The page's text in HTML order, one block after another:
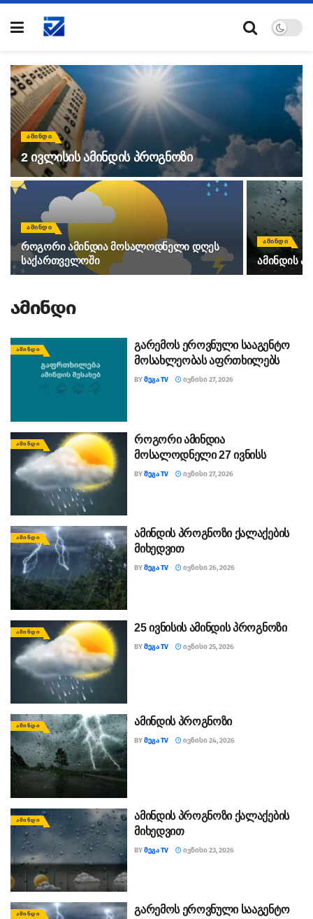
ᲐᲛᲘᲜᲓᲘ
2 ივლისის ამინდის პროგნოზი
ᲐᲛᲘᲜᲓᲘ
როგორი ამინდია მოსალოდნელი დღეს
საქართველოში
ᲐᲛᲘᲜᲓᲘ
ამინდის
ამინდი
ᲐᲛᲘᲜᲓᲘ
გარემოს ეროვნული სააგენტო
მოსახლეობას აფრთხილებს
BYᲛᲔᲒᲐ TV ᲘᲕᲜᲘᲡᲘ 27, 2026
ᲐᲛᲘᲜᲓᲘ
როგორი ამინდია
მოსალოდნელი 27 ივნისს
BYᲛᲔᲒᲐ TV ᲘᲕᲜᲘᲡᲘ 27, 2026
ᲐᲛᲘᲜᲓᲘ
ამინდის პროგნოზი ქალაქების
მიხედვით
BYᲛᲔᲒᲐ TV ᲘᲕᲜᲘᲡᲘ 26, 2026
ᲐᲛᲘᲜᲓᲘ 25 ივნისის ამინდის პროგნოზი
BYᲛᲔᲒᲐ TV ᲘᲕᲜᲘᲡᲘ 25, 2026
ᲐᲛᲘᲜᲓᲘ ამინდის პროგნოზი
BYᲛᲔᲒᲐ TV ᲘᲕᲜᲘᲡᲘ 24, 2026
ᲐᲛᲘᲜᲓᲘ
ამინდის პროგნოზი ქალაქების
მიხედვით
BYᲛᲔᲒᲐ TV ᲘᲕᲜᲘᲡᲘ 23, 2026
ᲐᲛᲘᲜᲓᲘ
გარემოს ეროვნული სააგენტო